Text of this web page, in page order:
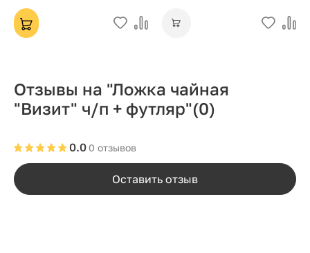
Отзывы на "Ложка чайная
"Визит" ч/п + футляр"(0)
0 отзывов
0.0
Оставить отзыв